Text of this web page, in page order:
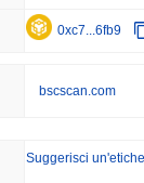
0xc7...6fb9
bscscan.com
Suggerisci